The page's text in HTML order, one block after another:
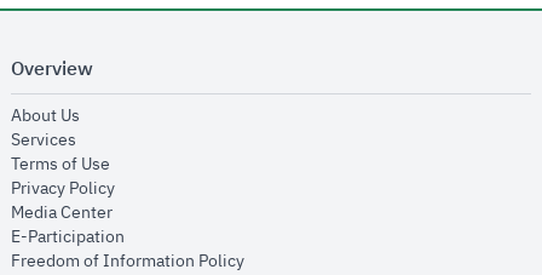
Overview
About Us
Services
Terms of Use
Privacy Policyopens in new window
Media Centeropens in new window
E-Participation
Freedom of Information Policyopens in new window